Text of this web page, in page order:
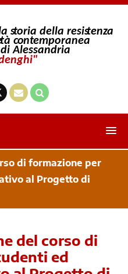
di formazione per
al Progetto di
del corso di
ed